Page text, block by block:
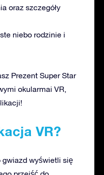
oraz szczegóły
niebo rodzinie i
Prezent Super Star
okularmai VR,
VR?
gwiazd wyświetli się